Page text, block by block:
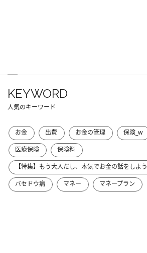
KEYWORD
人気のキーワード
お金 出費 お金の管理 保険_w
医療保険
保険料
【特集】もう大人だし、本気でお金の話をしよう
バセドウ病
マネー マネープラン